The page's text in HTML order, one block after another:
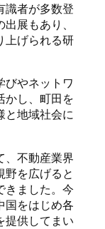
識者が多数登
展もあり、
上げられる研
びやネットワ
かし、町田を
と地域社会に
、不動産業界
野を広げると
きました。今
国をはじめ各
提供してまい